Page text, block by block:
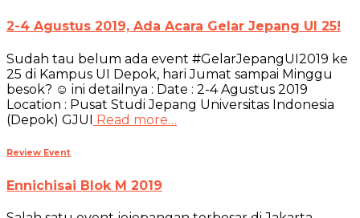
2-4 Agustus 2019, Ada Acara Gelar Jepang UI 25!
Sudah tau belum ada event #GelarJepangUI2019 ke
25 di Kampus UI Depok, hari Jumat sampai Minggu
besok? ☺ ini detailnya : Date : 2-4 Agustus 2019
Location : Pusat Studi Jepang Universitas Indonesia
(Depok) GJUI Read more…
Review Event
Ennichisai Blok M 2019